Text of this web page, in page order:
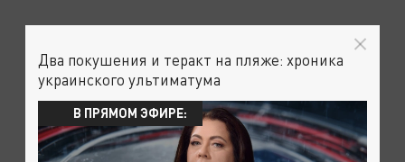
Два покушения и теракт на пляже: хроника
украинского ультиматума
В ПРЯМОМ ЭФИРЕ: